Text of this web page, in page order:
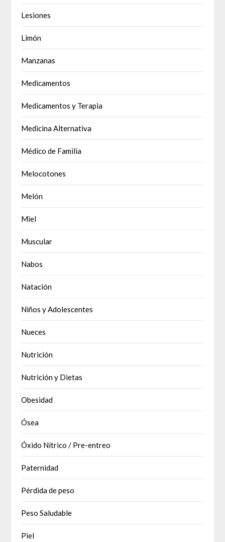
Lesiones
Limón
Manzanas
Medicamentos
Medicamentos y Terapia
Medicina Alternativa
Médico de Familia
Melocotones
Melón
Miel
Muscular
Nabos
Natación
Niños y Adolescentes
Nueces
Nutrición
Nutrición y Dietas
Obesidad
Ósea
Óxido Nítrico / Pre-entreo
Paternidad
Pérdida de peso
Peso Saludable
Piel